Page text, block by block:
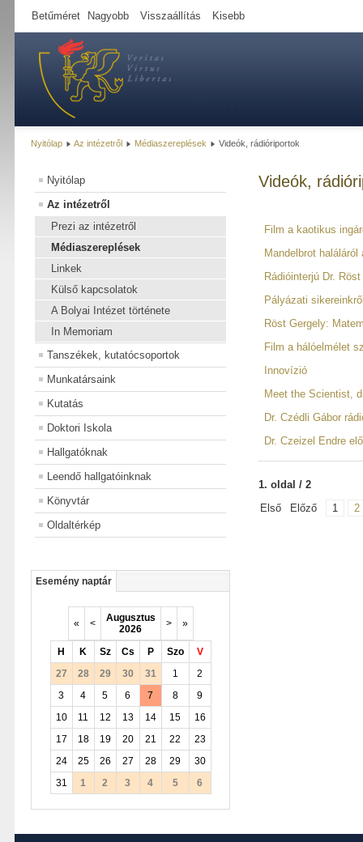
Betűméret Nagyobb Visszaállítás Kisebb
Nyitólap Az intézetről Médiaszereplések Videók, rádióriportok
Nyitólap
Az intézetről
Prezi az intézetről
Médiaszereplések
Linkek
Külső kapcsolatok
A Bolyai Intézet története
In Memoriam
Tanszékek, kutatócsoportok
Munkatársaink
Kutatás
Doktori Iskola
Hallgatóknak
Leendő hallgatóinknak
Könyvtár
Oldaltérkép
Esemény naptár
« <
Augusztus
2026
> »
H K Sz Cs P Szo
V
27
28 29 30 31 1
2
3
4 5 6 7 8
9
10
11 12 13 14 15
16
17
18 19 20 21 22
23
24
25 26 27 28 29
30
31
1 2 3 4 5 6
Videók,
Film a kaotikus
Mandelbrot haláláról
Rádióinterjú Dr.
Pályázati
Röst Gergely:
Film a hálóelmélet
Innovízió
Meet the Scientist,
Dr. Czédli Gábor
Dr. Czeizel Endre
1. oldal / 2
Első
Előző 1 2